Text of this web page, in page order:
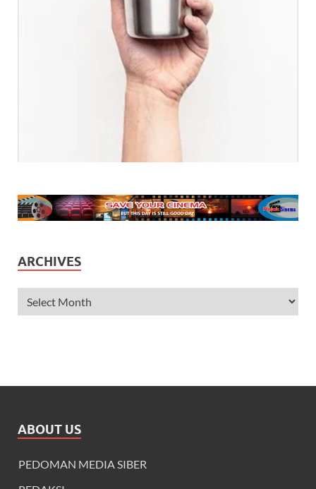
ARCHIVES
ABOUT US
PEDOMAN MEDIA SIBER